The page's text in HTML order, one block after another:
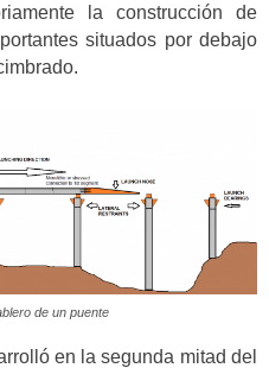
la construcción de
situados por debajo
de un puente
en la segunda mitad del